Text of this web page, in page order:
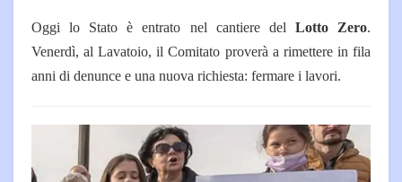
Oggi lo Stato è entrato nel cantiere del Lotto Zero.
Venerdì, al Lavatoio, il Comitato proverà a rimettere in fila
anni di denunce e una nuova richiesta: fermare i lavori.